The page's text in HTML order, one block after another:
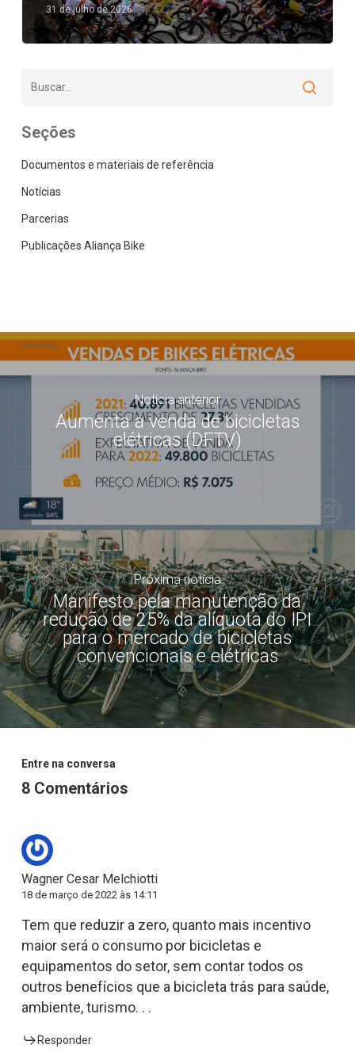
31 de julho de 2026
Seções
Documentos e materiais de referência
Notícias
Parcerias
Publicações Aliança Bike
Notícia anterior
Aumenta a venda de bicicletas
elétricas (DFTV)
Próxima notícia
Manifesto pela manutenção da
redução de 25% da alíquota do IPI
para o mercado de bicicletas
convencionais e elétricas
Entre na conversa
8 Comentários
Wagner Cesar Melchiotti
18 de março de 2022 às 14:11
Tem que reduzir a zero, quanto mais incentivo
maior será o consumo por bicicletas e
equipamentos do setor, sem contar todos os
outros benefícios que a bicicleta trás para saúde,
ambiente, turismo. . .
Responder